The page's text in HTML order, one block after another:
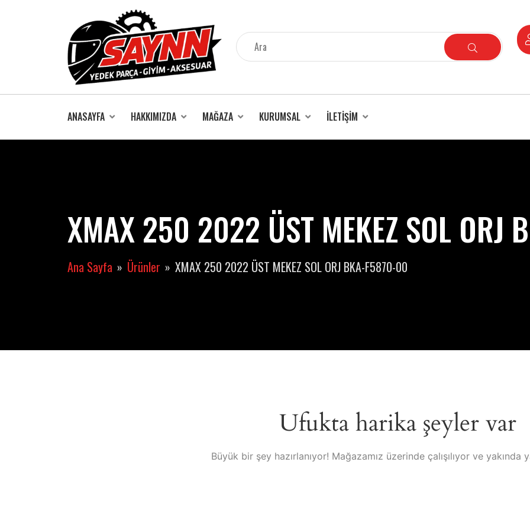
ANASAYFA HAKKIMIZDA MAĞAZA KURUMSAL İLETIŞIM
XMAX 250 2022 ÜST MEKEZ SOL ORJ
Ana Sayfa Ürünler XMAX 250 2022 ÜST MEKEZ SOL ORJ BKA-F5870-00
Ufukta harika şeyler var
Büyük bir şey hazırlanıyor! Mağazamız üzerinde çalışılıyor ve yakında